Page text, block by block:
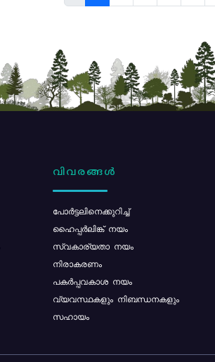
വിവരങ്ങൾ
പോര്‍ട്ടലിനെക്കുറിച്ച്
ഹൈപ്പർലിങ്ക് നയം
സ്വകാര്യതാ നയം
നിരാകരണം
പകർപ്പവകാശ നയം
വ്യവസ്ഥകളും നിബന്ധനകളും
സഹായം